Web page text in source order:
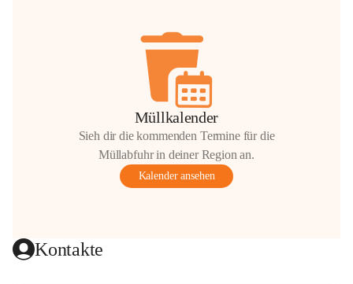
Müllkalender
Sieh dir die kommenden Termine für die
Müllabfuhr in deiner Region an.
Kalender ansehen
Kontakte